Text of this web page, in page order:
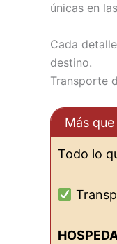
únicas en
Cada
destino.
Transporte
Más
Todo lo